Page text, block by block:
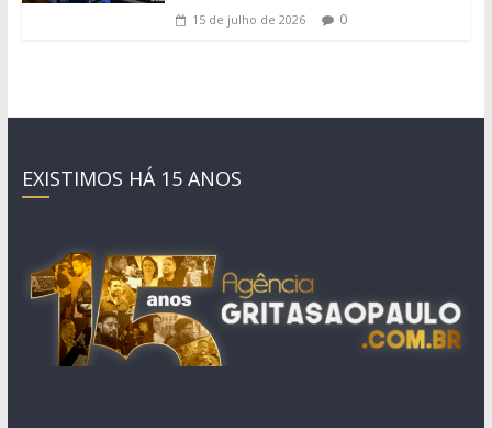
15 de julho de 2026 0
EXISTIMOS HÁ 15 ANOS